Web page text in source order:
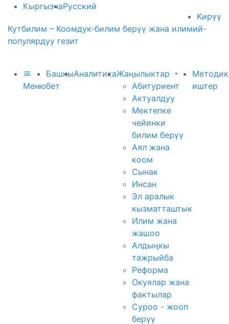
КыргызчаРусский
Кирүү
Кутбилим – Коомдук-билим берүү жана илимий-
популярдуу гезит
Меню
Башкы
бет
АналитикаЖаңылыктар
Абитуриент
Актуалдуу
Мектепке
чейинки
билим берүү
Аял жана
коом
Сынак
Инсан
Эл аралык
кызматташтык
Илим жана
жашоо
Алдыңкы
тажрыйба
Реформа
Окуялар жана
фактылар
Суроо - жооп
берүү
иштер